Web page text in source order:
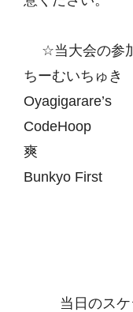
☆当大会の参
ちーむいちゅき
Oyagigarare’s
CodeHoop
爽
Bunkyo First
当日のスケ